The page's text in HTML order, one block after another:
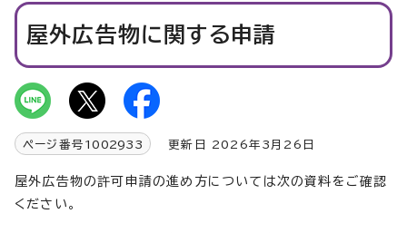
屋外広告物に関する申請
ページ番号 1002933 更新日 2026年3月26日
屋外広告物の許可申請の進め方については次の資料をご確認
ください。